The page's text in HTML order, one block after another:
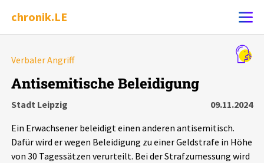
chronik.LE
Chronik
Dossiers
Verbaler Angriff
Antisemitische Beleidigung
Stadt Leipzig
09.11.2024
Ein Erwachsener beleidigt einen anderen antisemitisch.
Dafür wird er wegen Beleidigung zu einer Geldstrafe in Höhe
von 30 Tagessätzen verurteilt. Bei der Strafzumessung wird
Alle Ereignisse
Ereignisse
Ereignisse
Exportieren ? Filter Erklärungen